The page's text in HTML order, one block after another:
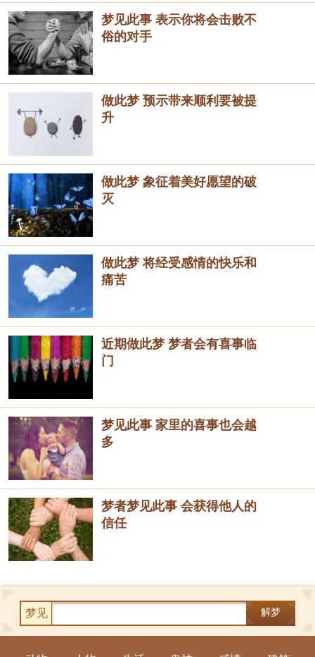
梦见此事 表示你将会击败不
俗的对手
做此梦 预示带来顺利要被提
升
做此梦 象征着美好愿望的破
灭
做此梦 将经受感情的快乐和
痛苦
近期做此梦 梦者会有喜事临
门
梦见此事 家里的喜事也会越
多
梦者梦见此事 会获得他人的
信任
梦见 解梦